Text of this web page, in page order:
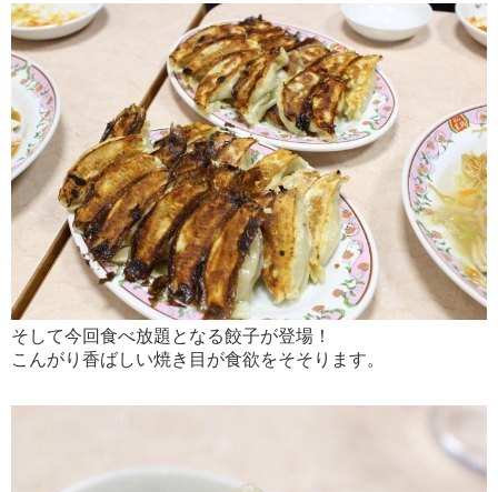
そして今回食べ放題となる餃子が登場！
こんがり香ばしい焼き目が食欲をそそります。